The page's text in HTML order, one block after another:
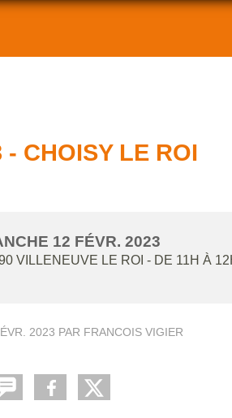
- CHOISY LE ROI
12 FÉVR. 2023
VILLENEUVE LE ROI - DE 11H À
2023 PAR FRANCOIS VIGIER